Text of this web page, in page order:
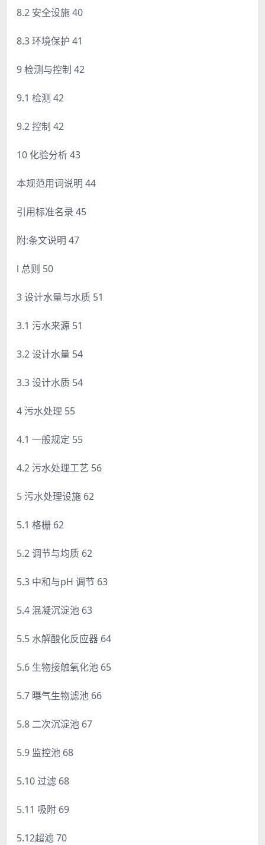
8.2 安全设施 40
8.3 环境保护 41
9 检测与控制 42
9.1 检测 42
9.2 控制 42
10 化验分析 43
本规范用词说明 44
引用标准名录 45
附:条文说明 47
l 总则 50
3 设计水量与水质 51
3.1 污水来源 51
3.2 设计水量 54
3.3 设计水质 54
4 污水处理 55
4.1 一般规定 55
4.2 污水处理工艺 56
5 污水处理设施 62
5.1 格栅 62
5.2 调节与均质 62
5.3 中和与pH 调节 63
5.4 混凝沉淀池 63
5.5 水解酸化反应器 64
5.6 生物接触氧化池 65
5.7 曝气生物滤池 66
5.8 二次沉淀池 67
5.9 监控池 68
5.10 过滤 68
5.11 吸附 69
5.12超滤 70